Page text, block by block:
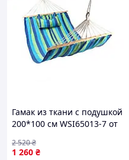
Гамак из ткани с подушкой
200*100 см WSI65013-7 от
комфортного отдыха на
1 260 ₴
2 520₴